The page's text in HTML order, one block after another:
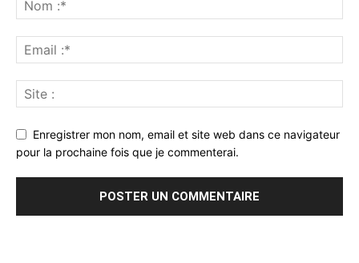
Enregistrer mon nom, email et site web dans ce navigateur
pour la prochaine fois que je commenterai.